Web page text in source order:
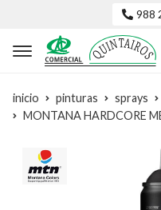
988
inicio pinturas sprays
MONTANA HARDCORE